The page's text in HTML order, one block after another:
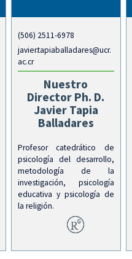
(506) 2511-6978
javier.tapiaballadares@ucr.
ac.cr
Nuestro
Director Ph. D.
Javier Tapia
Balladares
Profesor catedrático de
psicología del desarrollo,
metodología de la
investigación, psicología
educativa y psicología de
la religión.